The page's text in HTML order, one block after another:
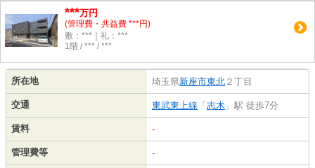
***万円
(管理費・共益費 ***円)
敷：***｜礼：***
1階 / *** / ***
所在地 埼玉県新座市東北 ２丁目
交通 東武東上線 「 志木 」駅 徒歩7分
賃料 -
管理費等 -